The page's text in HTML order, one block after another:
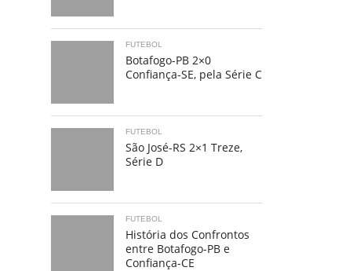
FUTEBOL
Botafogo-PB 2×0
Confiança-SE, pela Série C
FUTEBOL
São José-RS 2×1 Treze,
Série D
FUTEBOL
História dos Confrontos
entre Botafogo-PB e
Confiança-CE